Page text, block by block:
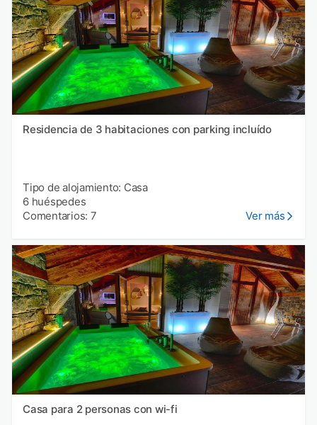
Residencia de 3 habitaciones con parking incluído
Tipo de alojamiento: Casa
6 huéspedes
Comentarios: 7
Ver más
Casa para 2 personas con wi-fi